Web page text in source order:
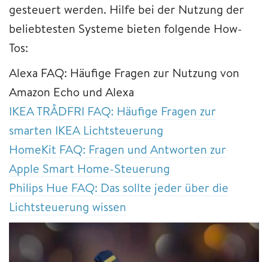
gesteuert werden. Hilfe bei der Nutzung der
beliebtesten Systeme bieten folgende How-
Tos:
Alexa FAQ: Häufige Fragen zur Nutzung von
Amazon Echo und Alexa
IKEA TRÅDFRI FAQ: Häufige Fragen zur
smarten IKEA Lichtsteuerung
HomeKit FAQ: Fragen und Antworten zur
Apple Smart Home-Steuerung
Philips Hue FAQ: Das sollte jeder über die
Lichtsteuerung wissen